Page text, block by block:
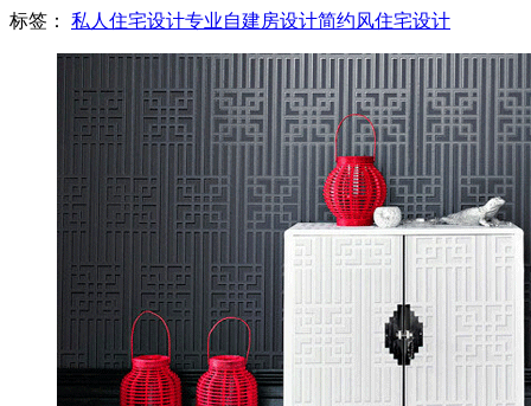
标签： 私人住宅设计专业自建房设计简约风住宅设计